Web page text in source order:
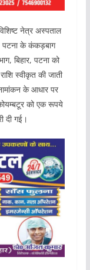
नेत्र अस्पताल
पटना के कंकड़बाग
बिहार, पटना को
स्वीकृत की जाती
के आधार पर
को एक रूपये
दी गई।